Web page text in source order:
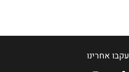
עקבו אחרינו